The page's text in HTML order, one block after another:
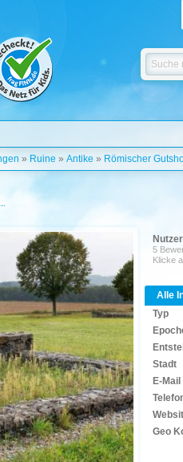
» Ruine » Antike » Römischer
5
Klicke
Alle
Typ
Stadt
E-Mail
Geo